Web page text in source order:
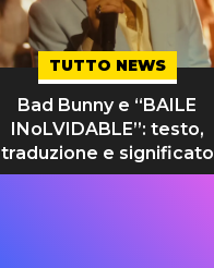
TUTTO NEWS
Bad Bunny e “BAILE
INoLVIDABLE”: testo,
traduzione e significato